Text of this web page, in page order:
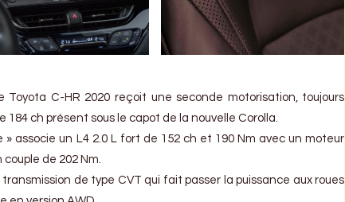
Toyota C-HR 2020 reçoit une seconde motorisation, toujours
184 ch présent sous le capot de la nouvelle Corolla.
associe un L4 2.0 L fort de 152 ch et 190 Nm avec un moteur
de 202 Nm.
de type CVT qui fait passer la puissance aux roues